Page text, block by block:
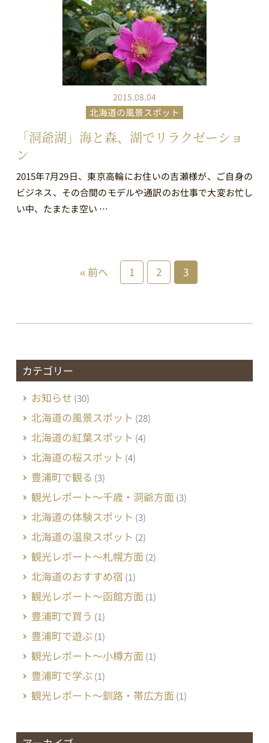
2015.08.04
北海道の風景スポット
「洞爺湖」海と森、湖でリラクゼーショ
ン
2015年7月29日、東京高輪にお住いの吉瀬様が、ご自身の
ビジネス、その合間のモデルや通訳のお仕事で大変お忙し
い中、たまたま空い …
« 前へ 1 2 3
カテゴリー
お知らせ (30)
北海道の風景スポット (28)
北海道の紅葉スポット (4)
北海道の桜スポット (4)
豊浦町で観る (3)
観光レポート～千歳・洞爺方面 (3)
北海道の体験スポット (3)
北海道の温泉スポット (2)
観光レポート～札幌方面 (2)
北海道のおすすめ宿 (1)
観光レポート～函館方面 (1)
豊浦町で買う (1)
豊浦町で遊ぶ (1)
観光レポート～小樽方面 (1)
豊浦町で学ぶ (1)
観光レポート～釧路・帯広方面 (1)